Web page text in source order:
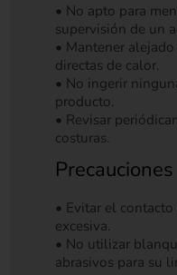
• No apto para
supervisión de un
• Mantener
directas de calor.
• No ingerir
producto.
• Revisar
costuras.
Precauciones
• Evitar el
excesiva.
• No utilizar
abrasivos para su